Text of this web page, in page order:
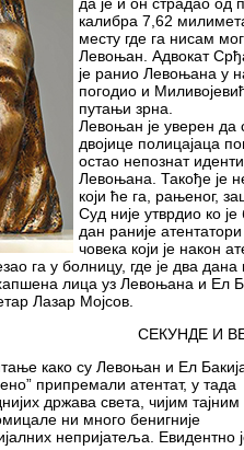
калибра 7,62
месту где га нисам
Левоњан. Адвокат
је ранио Левоњана у
погодио и
путањи зрна.
Левоњан је уверен да
двојице полицајаца
остао непознат
Левоњана. Такође је
који ће га, рањеног,
Суд није утврдио ко
дан раније
човека који је након
га у болницу, где је два
лица уз Левоњана и Ел
Лазар Мојсов.
СЕКУНДЕ И
како су Левоњан и Ел
припремали атентат, у тада
држава света, чијим тајним
ни много бенигније
непријатеља. Евидентно